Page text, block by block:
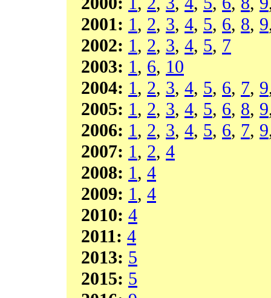
2001: 1, 2, 3, 4, 5, 6, 8, 9
2002: 1, 2, 3, 4, 5, 7
2003: 1, 6, 10
2004: 1, 2, 3, 4, 5, 6, 7, 9
2005: 1, 2, 3, 4, 5, 6, 8, 9
2006: 1, 2, 3, 4, 5, 6, 7, 9
2007: 1, 2, 4
2008: 1, 4
2009: 1, 4
2010: 4
2011: 4
2013: 5
2015: 5